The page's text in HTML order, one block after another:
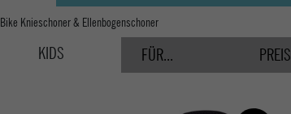
Bike Knieschoner & Ellenbogenschoner
KIDS
FÜR... PREIS